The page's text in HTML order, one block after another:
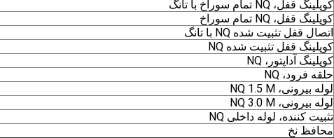
کوپلینگ قفل، NQ تمام سوراخ با تانگ
کوپلینگ قفل، NQ تمام سوراخ
اتصال قفل تثبیت شده NQ با تانگ
کوپلینگ قفل تثبیت شده NQ
کوپلینگ آداپتور، NQ
حلقه فرود، NQ
لوله بیرونی، NQ 1.5 M
لوله بیرونی، NQ 3.0 M
تثبیت کننده، لوله داخلی NQ
محافظ نخ